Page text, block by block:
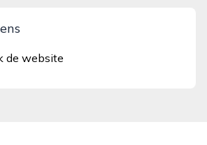
de website